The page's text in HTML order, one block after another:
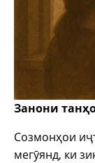
Занони
Созмонҳои
мегӯянд, ки